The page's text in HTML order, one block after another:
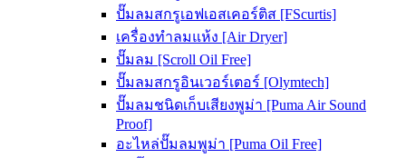
ปั๊มลมสกรูเอฟเอสเคอร์ติส [FScurtis]
เครื่องทำลมแห้ง [Air Dryer]
ปั๊มลม [Scroll Oil Free]
ปั๊มลมสกรูอินเวอร์เตอร์ [Olymtech]
ปั๊มลมชนิดเก็บเสียงพูม่า [Puma Air Sound
Proof]
อะไหล่ปั๊มลมพูม่า [Puma Oil Free]